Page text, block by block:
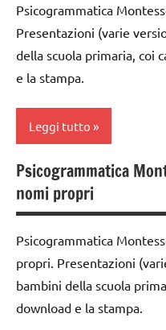
TUTTI GLI
ARGOMENTI
PER ETA'
TUTTI GLI
4a
5a
GEOGRAFIA
Italia
TUTTI GLI
Psicogrammatica
Presentazioni (varie
della scuola primaria, coi
e la stampa.
Leggi tutto
analisi
grammaticale
Montessori
classe
1a
classe
2a
Psicogrammatica
nomi propri
Psicogrammatica
propri. Presentazioni
bambini della scuola
download e la stampa.